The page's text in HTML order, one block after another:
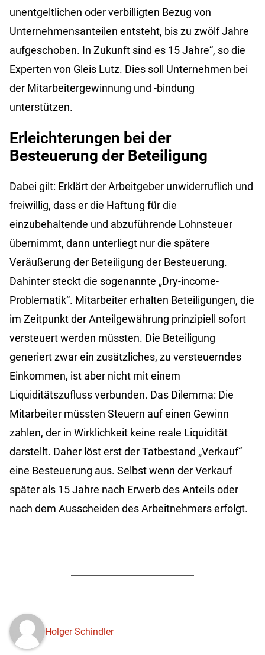
unentgeltlichen oder verbilligten Bezug von
Unternehmensanteilen entsteht, bis zu zwölf Jahre
aufgeschoben. In Zukunft sind es 15 Jahre“, so die
Experten von Gleis Lutz. Dies soll Unternehmen bei
der Mitarbeitergewinnung und -bindung
unterstützen.
Erleichterungen bei der
Besteuerung der Beteiligung
Dabei gilt: Erklärt der Arbeitgeber unwiderruflich und
freiwillig, dass er die Haftung für die
einzubehaltende und abzuführende Lohnsteuer
übernimmt, dann unterliegt nur die spätere
Veräußerung der Beteiligung der Besteuerung.
Dahinter steckt die sogenannte „Dry-income-
Problematik“. Mitarbeiter erhalten Beteiligungen, die
im Zeitpunkt der Anteilgewährung prinzipiell sofort
versteuert werden müssten. Die Beteiligung
generiert zwar ein zusätzliches, zu versteuerndes
Einkommen, ist aber nicht mit einem
Liquiditätszufluss verbunden. Das Dilemma: Die
Mitarbeiter müssten Steuern auf einen Gewinn
zahlen, der in Wirklichkeit keine reale Liquidität
darstellt. Daher löst erst der Tatbestand „Verkauf“
eine Besteuerung aus. Selbst wenn der Verkauf
später als 15 Jahre nach Erwerb des Anteils oder
nach dem Ausscheiden des Arbeitnehmers erfolgt.
Holger Schindler